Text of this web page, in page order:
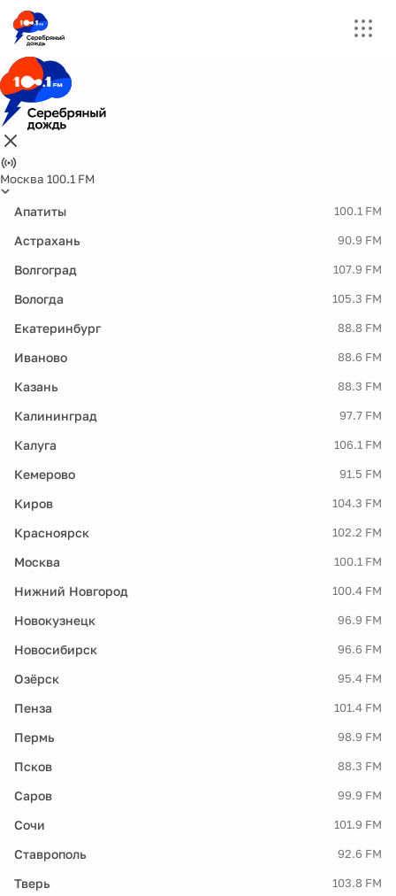
Москва 100.1 FM
Апатиты 100.1 FM
Астрахань 90.9 FM
Волгоград 107.9 FM
Вологда 105.3 FM
Екатеринбург 88.8 FM
Иваново 88.6 FM
Казань 88.3 FM
Калининград 97.7 FM
Калуга 106.1 FM
Кемерово 91.5 FM
Киров 104.3 FM
Красноярск 102.2 FM
Москва 100.1 FM
Нижний Новгород 100.4 FM
Новокузнецк 96.9 FM
Новосибирск 96.6 FM
Озёрск 95.4 FM
Пенза 101.4 FM
Пермь 98.9 FM
Псков 88.3 FM
Саров 99.9 FM
Сочи 101.9 FM
Ставрополь 92.6 FM
Тверь 103.8 FM